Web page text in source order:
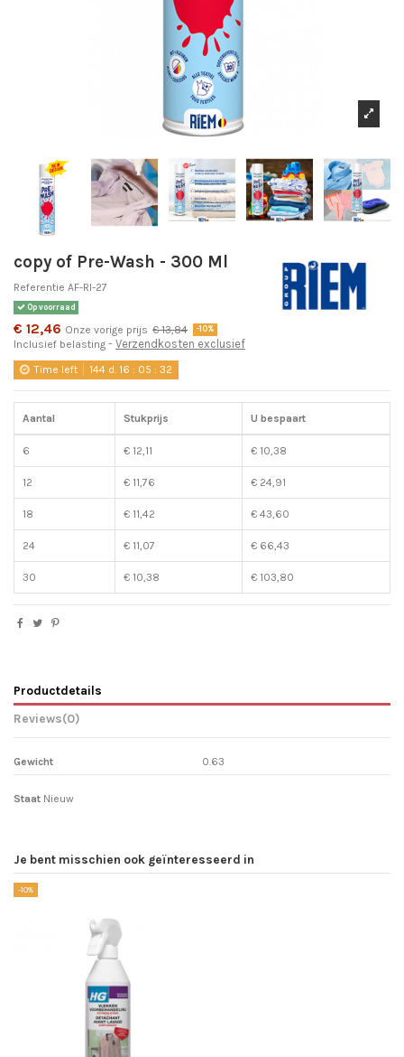
copy of Pre-Wash - 300 Ml
Referentie AF-RI-27
Op voorraad
€ 12,46 Onze vorige prijs € 13,84 -10%
Inclusief belasting Verzendkosten exclusief
Time left 144 d. 16 : 05 :32
Aantal Stukprijs U bespaart
6 € 12,11 € 10,38
12 € 11,76 € 24,91
18 € 11,42 € 43,60
24 € 11,07 € 66,43
30 € 10,38 € 103,80
Productdetails
Reviews(0)
Gewicht 0.63
Staat Nieuw
Je bent misschien ook geïnteresseerd in
-10%